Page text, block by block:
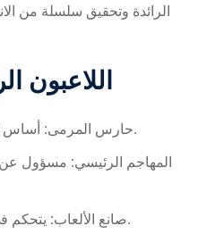
الرائدة وتحقيق سلسلة من
اللاعبون
حارس المرمى: أساس الدفاع ويقوم بتصديات حاسمة.
المهاجم الرئيسي: مسؤول
صانع الألعاب: يتحكم في توزيع الكرات وبناء الهجمات.